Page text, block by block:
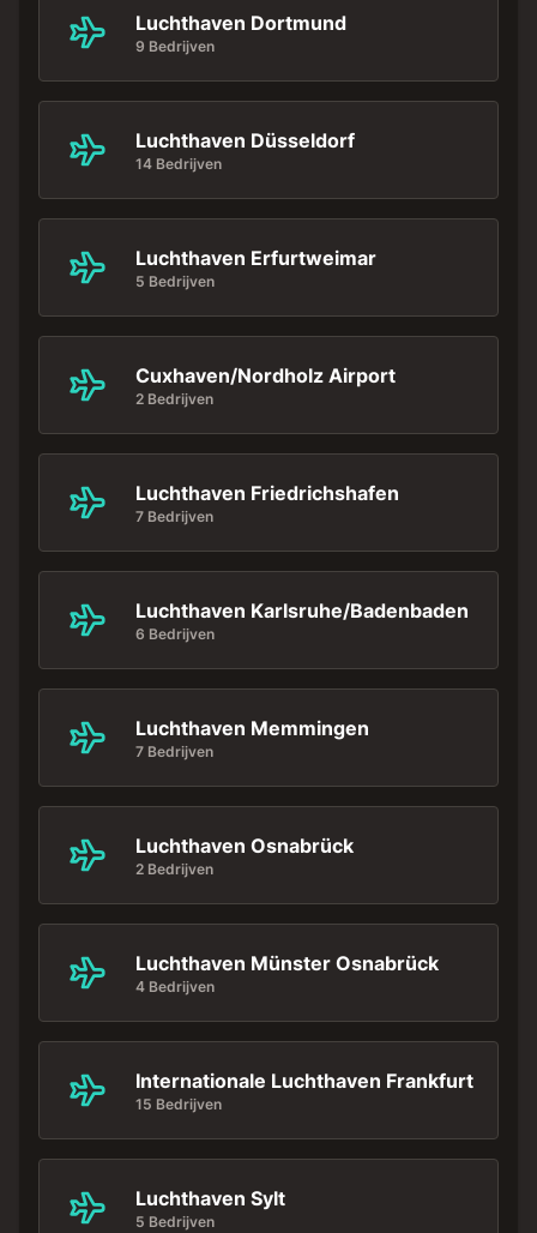
Luchthaven Dortmund
9 Bedrijven
Luchthaven Düsseldorf
14 Bedrijven
Luchthaven Erfurtweimar
5 Bedrijven
Cuxhaven/Nordholz Airport
2 Bedrijven
Luchthaven Friedrichshafen
7 Bedrijven
Luchthaven Karlsruhe/Badenbaden
6 Bedrijven
Luchthaven Memmingen
7 Bedrijven
Luchthaven Osnabrück
2 Bedrijven
Luchthaven Münster Osnabrück
4 Bedrijven
Internationale Luchthaven Frankfurt
15 Bedrijven
Luchthaven Sylt
5 Bedrijven